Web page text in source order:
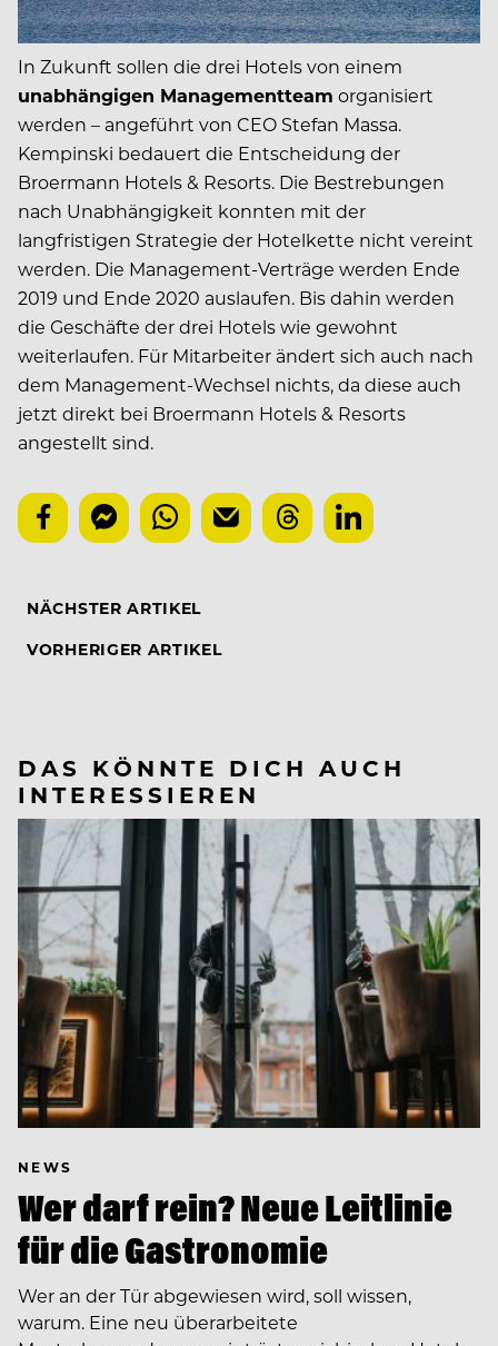
In Zukunft sollen die drei Hotels von einem
unabhängigen Managementteam organisiert
werden – angeführt von CEO Stefan Massa.
Kempinski bedauert die Entscheidung der
Broermann Hotels & Resorts. Die Bestrebungen
nach Unabhängigkeit konnten mit der
langfristigen Strategie der Hotelkette nicht vereint
werden. Die Management-Verträge werden Ende
2019 und Ende 2020 auslaufen. Bis dahin werden
die Geschäfte der drei Hotels wie gewohnt
weiterlaufen. Für Mitarbeiter ändert sich auch nach
dem Management-Wechsel nichts, da diese auch
jetzt direkt bei Broermann Hotels & Resorts
angestellt sind.
NÄCHSTER ARTIKEL
VORHERIGER ARTIKEL
DAS KÖNNTE DICH AUCH
INTERESSIEREN
NEWS
Wer darf rein? Neue Leitlinie
für die Gastronomie
Wer an der Tür abgewiesen wird, soll wissen,
warum. Eine neu überarbeitete